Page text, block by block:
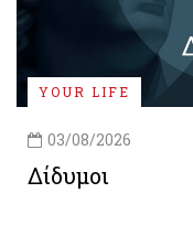
YOUR LIFE
03/08/2026
Δίδυμοι